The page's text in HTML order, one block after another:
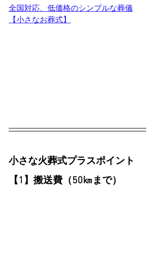
全国対応、低価格のシンプルな葬儀
【小さなお葬式】
小さな火葬式プラスポイント
【1】搬送費（50㎞まで）